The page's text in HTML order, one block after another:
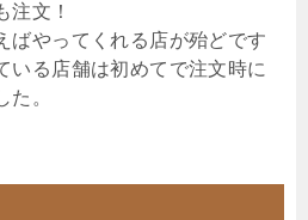
注文！
ばやってくれる店が殆どです
いる店舗は初めてで注文時に
た。